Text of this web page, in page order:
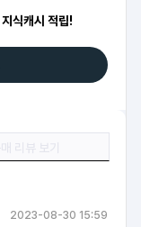
지식캐시 적립!
2023-08-30 15:59